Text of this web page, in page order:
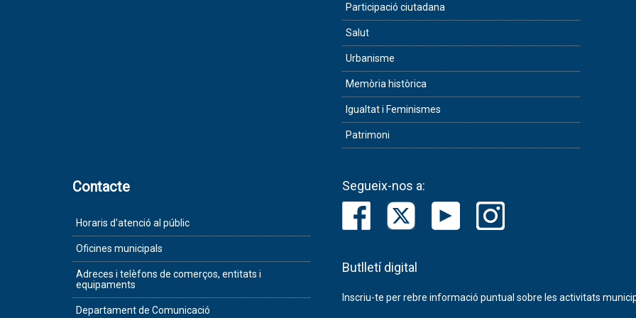
Participació ciutadana
Salut
Urbanisme
Memòria històrica
Igualtat i Feminismes
Patrimoni
Contacte
Horaris d'atenció al públic
Oficines municipals
Adreces i telèfons de comerços, entitats i
equipaments
Departament de Comunicació
Segueix-nos a:
Butlletí digital
Inscriu-te per rebre informació puntual sobre les activitats